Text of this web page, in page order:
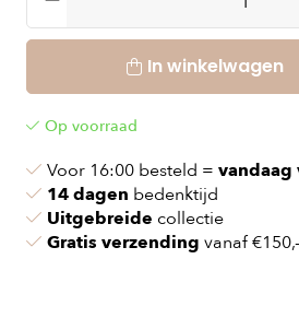
In winkelwagen
Op voorraad
Voor 16:00 besteld = vandaag
14 dagen bedenktijd
Uitgebreide collectie
Gratis verzending vanaf €150,-